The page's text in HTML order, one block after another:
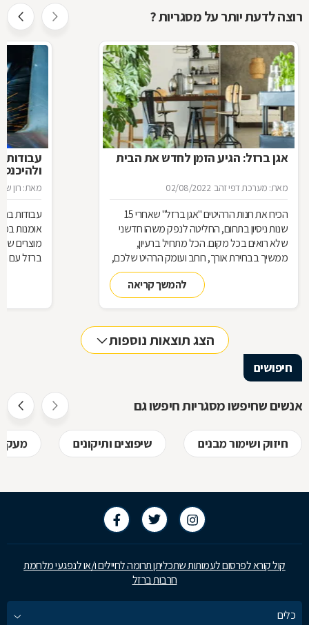
רוצה לדעת יותר על מסגריות ?
אגן ברזל: הגיע הזמן לחדש את הבית
מאת: מערכת דפי זהב 02/08/2022
הכירו את חנות הרהיטים ''אגן ברזל'' שאחרי 15
שנות ניסיון בתחום, החליטה לנפק משהו חדשני
שלא רואים בכל מקום. הכל מתחיל ברעיון,
ממשיך בבחירת אורך, רוחב ועומק הרהיט שלכם,
ממשיך בייצור מקורי ממיטב חומרי הגלם ומסתיים
ביצירת הפתרון המרשים והמעשי ביותר עבורכם
להמשך קריאה
עבודות
מאת: רון
עבודות
אומנות
מוצרים
ברזל עם
הצג תוצאות נוספות
חיפושים
אנשים שחיפשו מסגריות חיפשו גם
חיזוק ושימור מבנים שיפוצים ותיקונים
קול קורא לפרסום לעמותות שתכליתן תרומה לחיילים ו/או לנפגעי מלחמת
חרבות ברזל
כלים